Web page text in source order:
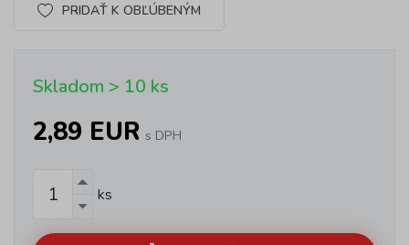
PRIDAŤ K OBĽÚBENÝM
Skladom > 10 ks
2,89 EUR s DPH
ks